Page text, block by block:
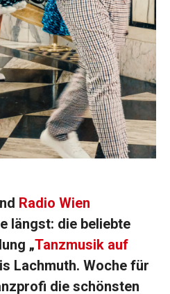
Radio Wien
längst: die beliebte
„Tanzmusik auf
Lachmuth. Woche für
die schönsten